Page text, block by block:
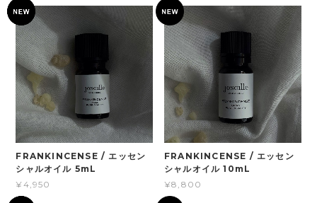
FRANKINCENSE / エッセン
シャルオイル 5mL
¥4,950
FRANKINCENSE / エッセン
シャルオイル 10mL
¥8,800